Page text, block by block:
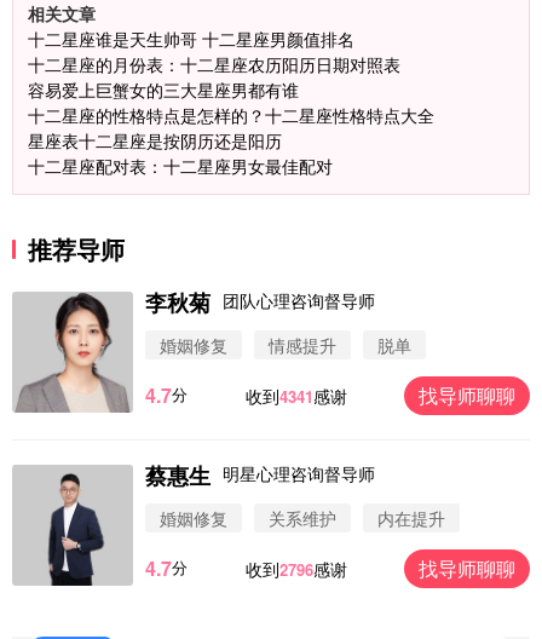
相关文章
十二星座谁是天生帅哥 十二星座男颜值排名
十二星座的月份表：十二星座农历阳历日期对照表
容易爱上巨蟹女的三大星座男都有谁
十二星座的性格特点是怎样的？十二星座性格特点大全
星座表十二星座是按阴历还是阳历
十二星座配对表：十二星座男女最佳配对
推荐导师
李秋菊 团队心理咨询督导师
婚姻修复
情感提升 脱单
4.7分 收到4341感谢 找导师聊聊
蔡惠生 明星心理咨询督导师
婚姻修复
关系维护 内在提升
4.7分 收到2796感谢 找导师聊聊
微信用户 圆圈 通过此页面咨询，已获得专属情感方
案
微信用户 Vnno 通过此页面咨询，已获得专属情感方